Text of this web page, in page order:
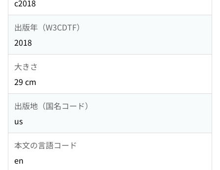
c2018
出版年（W3CDTF）
2018
大きさ
29 cm
出版地（国名コード）
us
本文の言語コード
en